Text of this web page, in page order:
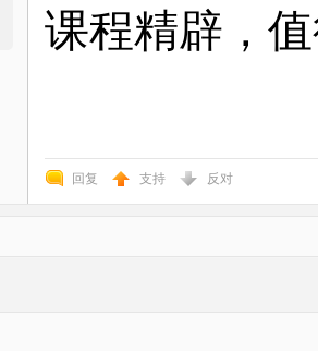
课程精辟，
回复 支持 反对